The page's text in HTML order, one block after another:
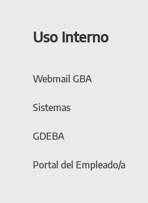
Uso Interno
Webmail GBA
Sistemas
GDEBA
Portal del Empleado/a